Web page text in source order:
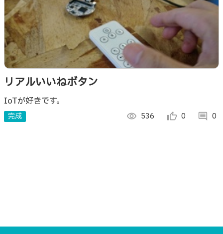
リアルいいねボタン
IoTが好きです。
完成 visibility 536 thumb_up_alt 0 comment 0